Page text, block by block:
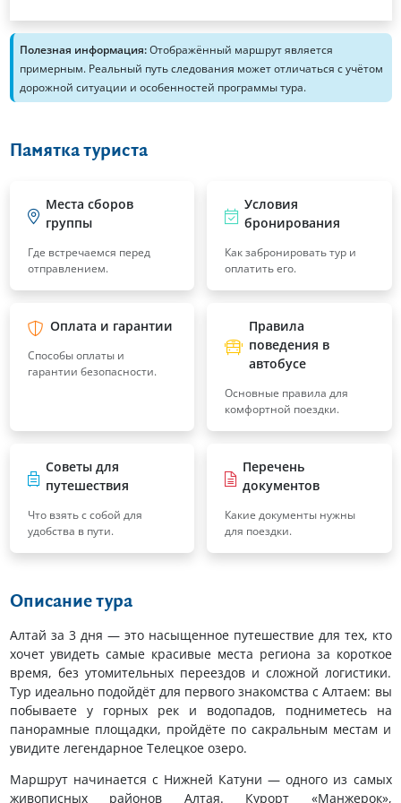
Полезная информация:Отображённый маршрут является
примерным. Реальный путь следования может отличаться с учётом
дорожной ситуации и особенностей программы тура.
Памятка туриста
Места сборов
группы
Где встречаемся перед
отправлением.
Условия
бронирования
Как забронировать тур и
оплатить его.
Оплата и гарантии
Способы оплаты и
гарантии безопасности.
Правила
поведения в
автобусе
Основные правила для
комфортной поездки.
Советы для
путешествия
Что взять с собой для
удобства в пути.
Перечень
документов
Какие документы нужны
для поездки.
Описание тура
Алтай за 3 дня — это насыщенное путешествие для тех, кто
хочет увидеть самые красивые места региона за короткое
время, без утомительных переездов и сложной логистики.
Тур идеально подойдёт для первого знакомства с Алтаем: вы
побываете у горных рек и водопадов, подниметесь на
панорамные площадки, пройдёте по сакральным местам и
увидите легендарное Телецкое озеро.
Маршрут начинается с Нижней Катуни — одного из самых
живописных районов Алтая. Курорт «Манжерок»,